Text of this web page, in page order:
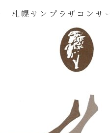
幌サンプラザコンサ